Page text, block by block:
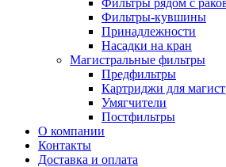
Фильтры рядом с
Фильтры-кувшины
Принадлежности
Насадки на кран
Магистральные фильтры
Предфильтры
Картриджи для
Умягчители
Постфильтры
О компании
Контакты
Доставка и оплата